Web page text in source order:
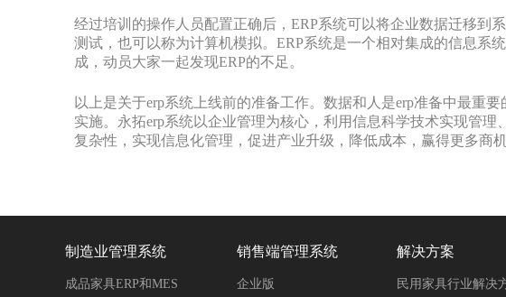
经过培训的操作人员配置正确后，ERP系统可以将企业数据迁移到
测试，也可以称为计算机模拟。ERP系统是一个相对集成的信息系
成，动员大家一起发现ERP的不足。
以上是关于erp系统上线前的准备工作。数据和人是erp准备中最重
实施。永拓erp系统以企业管理为核心，利用信息科学技术实现管
复杂性，实现信息化管理，促进产业升级，降低成本，赢得更多商机
制造业管理系统
成品家具ERP和MES
销售端管理系统
企业版
解决方案
民用家具行业解决